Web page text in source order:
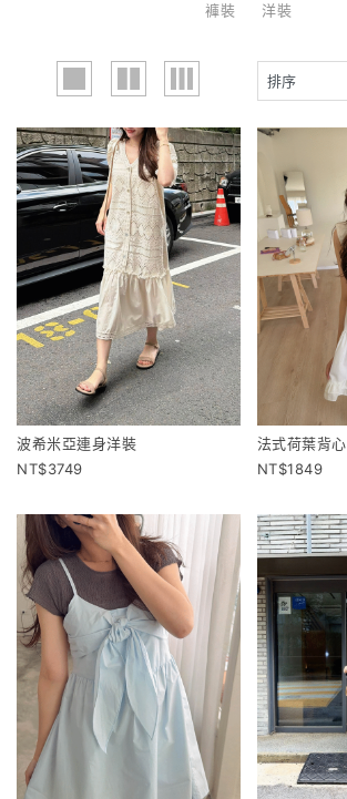
褲裝 洋裝
波希米亞連身洋裝
3749
法式荷葉背
1849